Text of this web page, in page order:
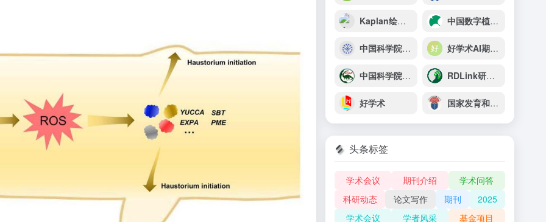
Kaplan绘图器 中国数字植物标本馆（CVH）
中国科学院天津工业生物技术研究所 好学术AI期刊选刊助手
中国科学院古脊椎动物与古人类研究所 RDLink研发家
好学术 国家发育和功能人脑组织资源库
头条标签
学术会议 期刊介绍
学术问答
科研动态
论文写作 期刊
2025
学术会议
学者风采
基金项目